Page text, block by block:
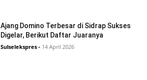
Ajang Domino Terbesar di Sidrap Sukses
Digelar, Berikut Daftar Juaranya
Sulselekspres - 14 April 2026